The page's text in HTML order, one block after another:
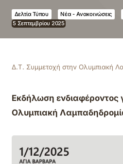
Δελτία Τύπου Νέα - Ανακοινώσεις
5 Σεπτεμβρίου 2025
Δ.Τ. Συμμετοχή στην Ολυμπιακή
Εκδήλωση ενδιαφέροντος
Ολυμπιακή